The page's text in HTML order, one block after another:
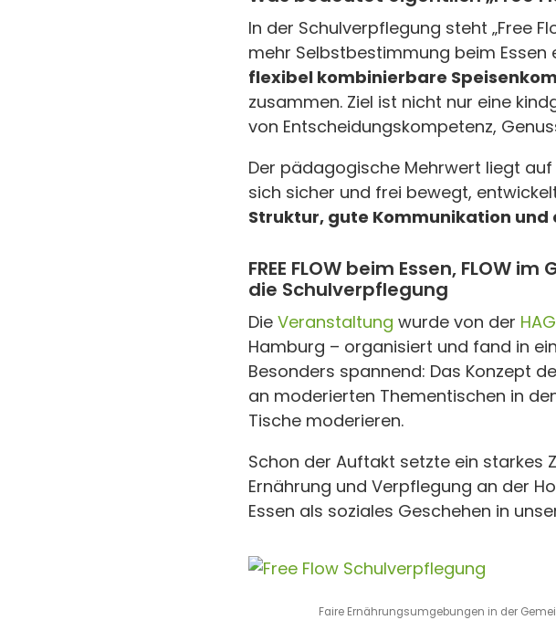
In der Schulverpflegung steht „Free
mehr Selbstbestimmung beim
flexibel kombinierbare
zusammen. Ziel ist nicht nur eine
von Entscheidungskompetenz,
Der pädagogische Mehrwert liegt
sich sicher und frei bewegt,
Struktur, gute Kommunikation und
FREE FLOW beim Essen, FLOW
die Schulverpflegung
Die Veranstaltung wurde von der HAG
Hamburg – organisiert und fand in
Besonders spannend: Das Konzept
an moderierten Thementischen in
Tische moderieren.
Schon der Auftakt setzte ein starkes
Ernährung und Verpflegung an der
Essen als soziales Geschehen in
Faire Ernährungsumgebungen in der